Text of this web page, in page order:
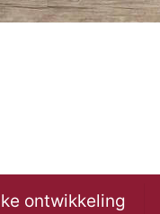
ontwikkeling